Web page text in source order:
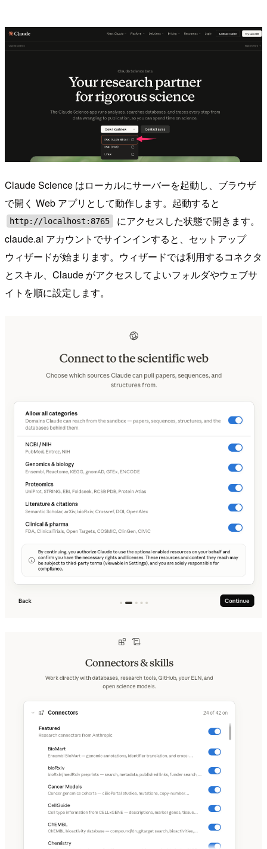
Claude Science はローカルにサーバーを起動し、ブラウザ
で開く Web アプリとして動作します。起動すると
http://localhost:8765
にアクセスした状態で開きます。
claude.ai アカウントでサインインすると、セットアップ
ウィザードが始まります。ウィザードでは利用するコネクタ
とスキル、Claude がアクセスしてよいフォルダやウェブサ
イトを順に設定します。